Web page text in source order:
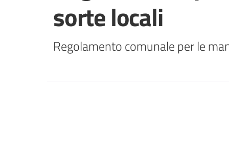
sorte locali
Regolamento comunale per le